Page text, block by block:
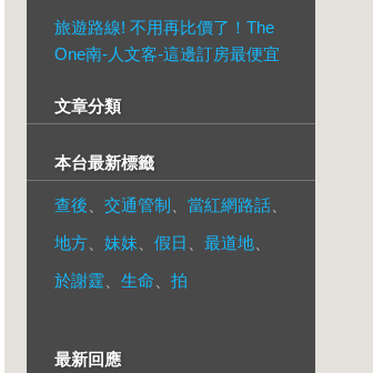
旅遊路線! 不用再比價了！The
One南-人文客-這邊訂房最便宜
文章分類
本台最新標籤
查後 交通管制 當紅網路話
地方
妹妹 假日 最道地
於謝霆
生命 拍
最新回應